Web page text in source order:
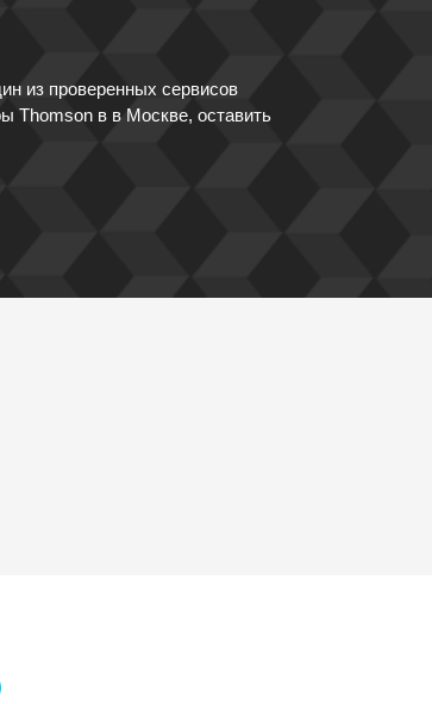
из проверенных сервисов
Thomson в в Москве, оставить